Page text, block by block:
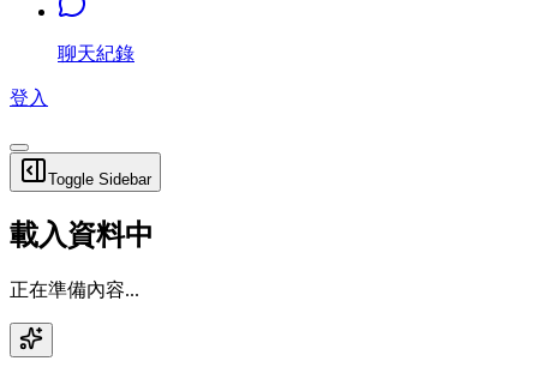
聊天紀錄
登入
Toggle Sidebar
載入資料中
正在準備內容...